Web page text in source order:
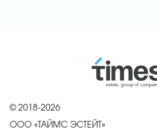
© 2018-2026
ООО «ТАЙМС ЭСТЕЙТ»